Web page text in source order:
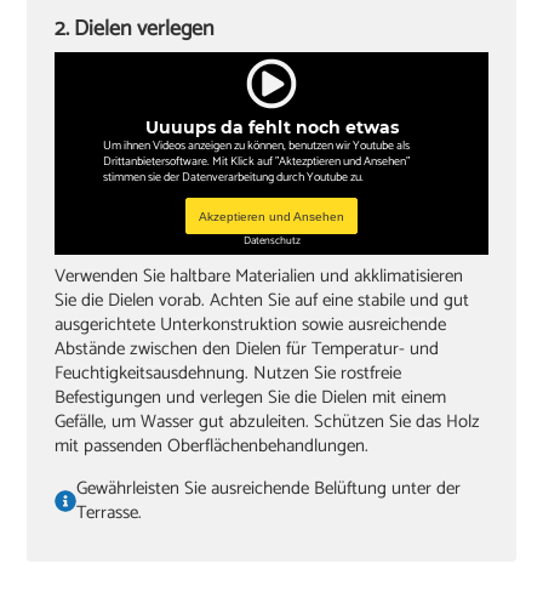
Uuuups da fehlt noch etwas
Um ihnen Videos anzeigen zu können, benutzen wir Youtube als
Drittanbietersoftware. Mit Klick auf "Aktezptieren und Ansehen"
stimmen sie der Datenverarbeitung durch Youtube zu.
Akzeptieren und Ansehen
Datenschutz
2. Dielen verlegen
Verwenden Sie haltbare Materialien und akklimatisieren
Sie die Dielen vorab. Achten Sie auf eine stabile und gut
ausgerichtete Unterkonstruktion sowie ausreichende
Abstände zwischen den Dielen für Temperatur- und
Feuchtigkeitsausdehnung. Nutzen Sie rostfreie
Befestigungen und verlegen Sie die Dielen mit einem
Gefälle, um Wasser gut abzuleiten. Schützen Sie das Holz
mit passenden Oberflächenbehandlungen.
Gewährleisten Sie ausreichende Belüftung unter der
Terrasse.